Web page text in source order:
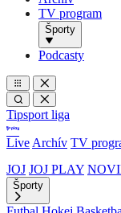
TV program
Športy
Podcasty
Tipsport liga
Live Archív TV
JOJ JOJ PLAY
Športy